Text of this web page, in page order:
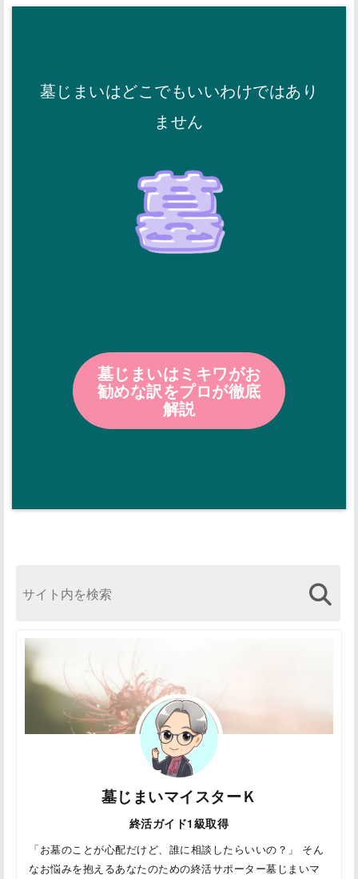
墓じまいはどこでもいいわけではあり
ません
墓じまいはミキワがお
勧めな訳をプロが徹底
解説
墓じまいマイスターＫ
終活ガイド1級取得
「お墓のことが心配だけど、誰に相談したらいいの？」 そん
なお悩みを抱えるあなたのための終活サポーター墓じまいマ